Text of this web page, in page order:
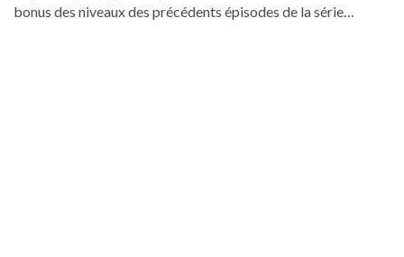
bonus des niveaux des précédents épisodes de la série…